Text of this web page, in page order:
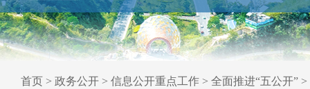
首页 > 政务公开 > 信息公开重点工作 > 全面推进“五公开” >